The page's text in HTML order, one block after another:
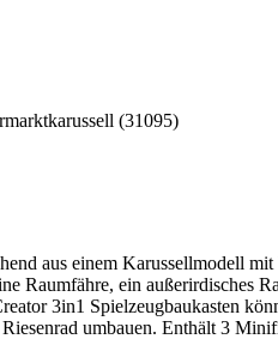
aus einem Karussellmodell
Raumfähre, ein außerirdisches
3in1 Spielzeugbaukasten
umbauen. Enthält 3